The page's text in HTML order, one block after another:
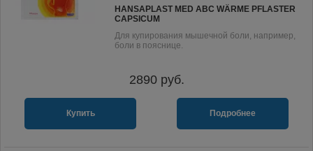
HANSAPLAST MED ABC WÄRME PFLASTER
CAPSICUM
Для купирования мышечной боли, например,
боли в пояснице.
2890руб.
Купить Подробнее